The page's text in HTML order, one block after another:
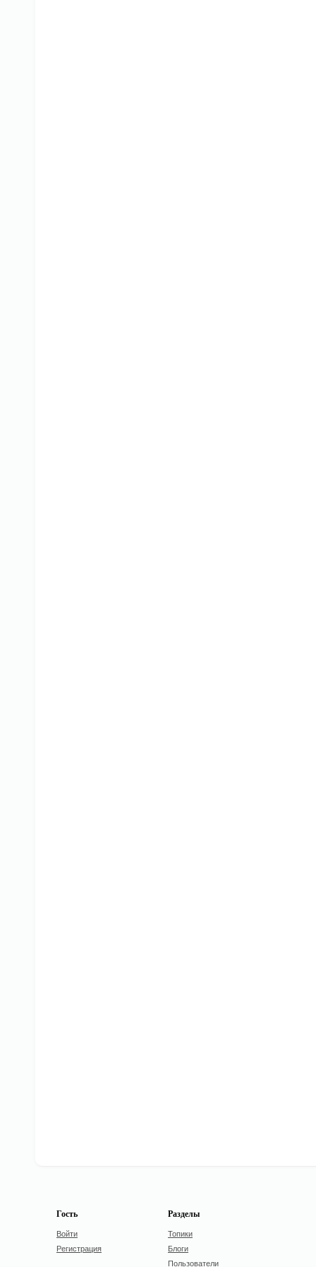
Гость
Войти
Регистрация
Разделы
Топики
Блоги
Пользователи